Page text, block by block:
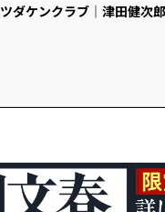
ツダケンクラブ｜津田健次郎